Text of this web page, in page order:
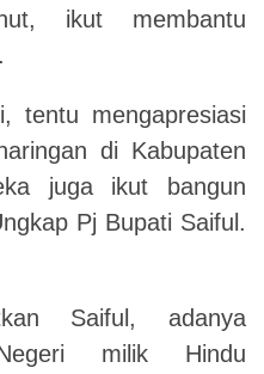
ikut membantu
tentu mengapresiasi
di Kabupaten
juga ikut bangun
Pj Bupati Saiful.
Saiful, adanya
milik Hindu